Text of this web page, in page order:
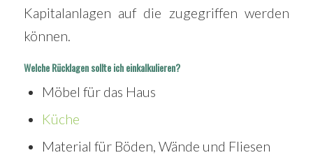
Kapitalanlagen auf die zugegriffen werden
können.
Welche Rücklagen sollte ich einkalkulieren?
Möbel für das Haus
Küche
Material für Böden, Wände und Fliesen